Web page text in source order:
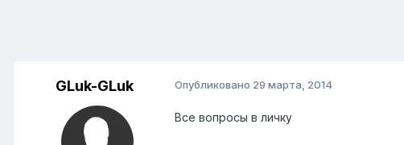
GLuk-GLuk Опубликовано 29 марта, 2014
Все вопросы в личку